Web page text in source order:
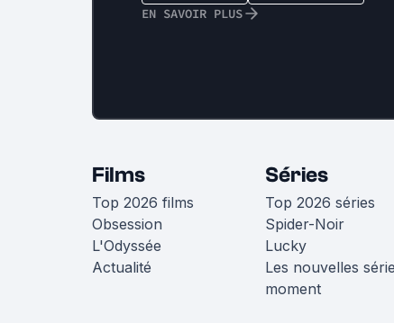
EN SAVOIR PLUS
Films
Top 2026 films
Obsession
L'Odyssée
Actualité
Séries
Top 2026 séries
Spider-Noir
Lucky
Les nouvelles
moment